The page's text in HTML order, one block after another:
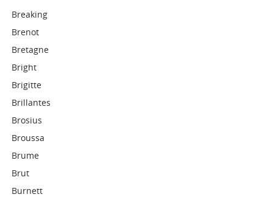
Breaking
Brenot
Bretagne
Bright
Brigitte
Brillantes
Brosius
Broussa
Brume
Brut
Burnett